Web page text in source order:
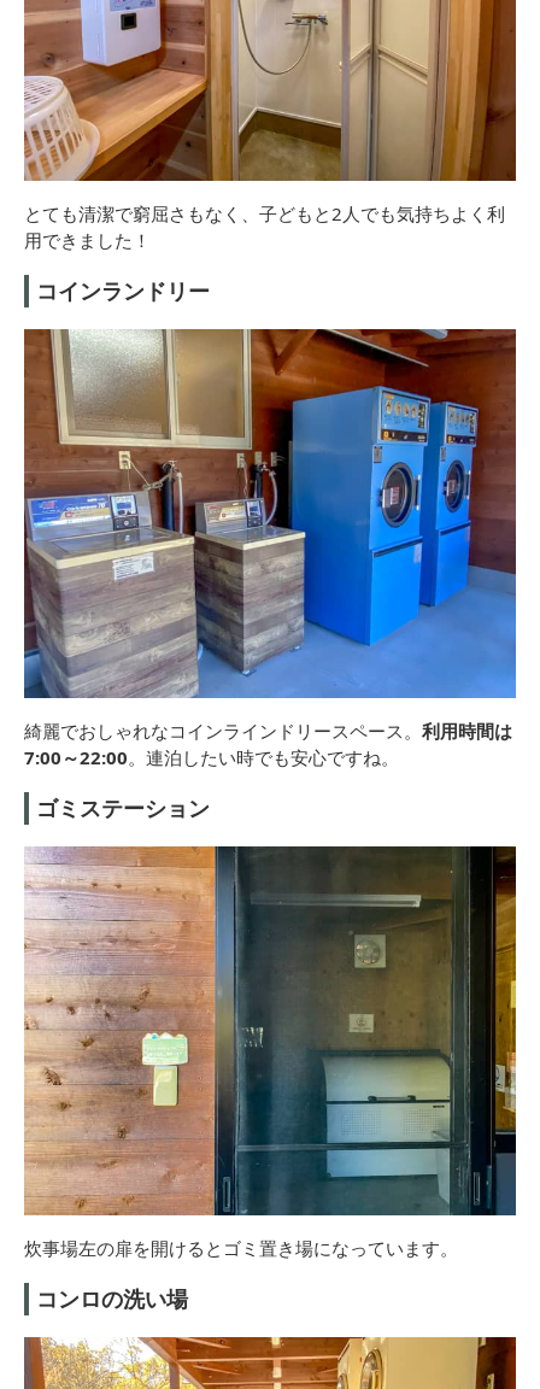
とても清潔で窮屈さもなく、子どもと2人でも気持ちよく利
用できました！
コインランドリー
綺麗でおしゃれなコインラインドリースペース。 利用時間は
7:00～22:00。連泊したい時でも安心ですね。
ゴミステーション
炊事場左の扉を開けるとゴミ置き場になっています。
コンロの洗い場